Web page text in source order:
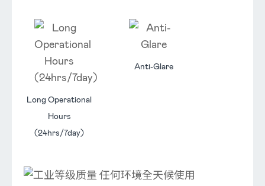
Long Operational
Hours
(24hrs/7day)
Anti-Glare